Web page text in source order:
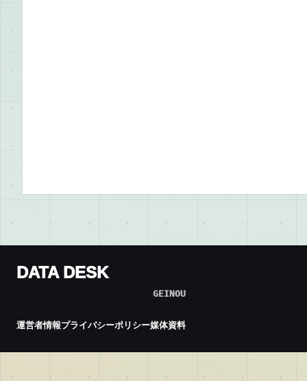
DATA DESK
GEINOU
運営者情報プライバシーポリシー媒体資料